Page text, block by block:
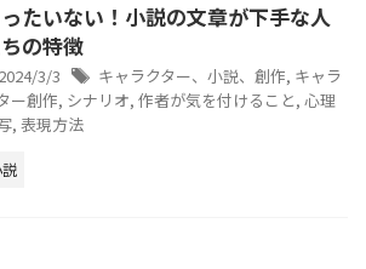
たいない！小説の文章が下手な人
の特徴
2024/3/3 キャラクター、小説、創作, キャラ
ー創作, シナリオ, 作者が気を付けること, 心理
, 表現方法